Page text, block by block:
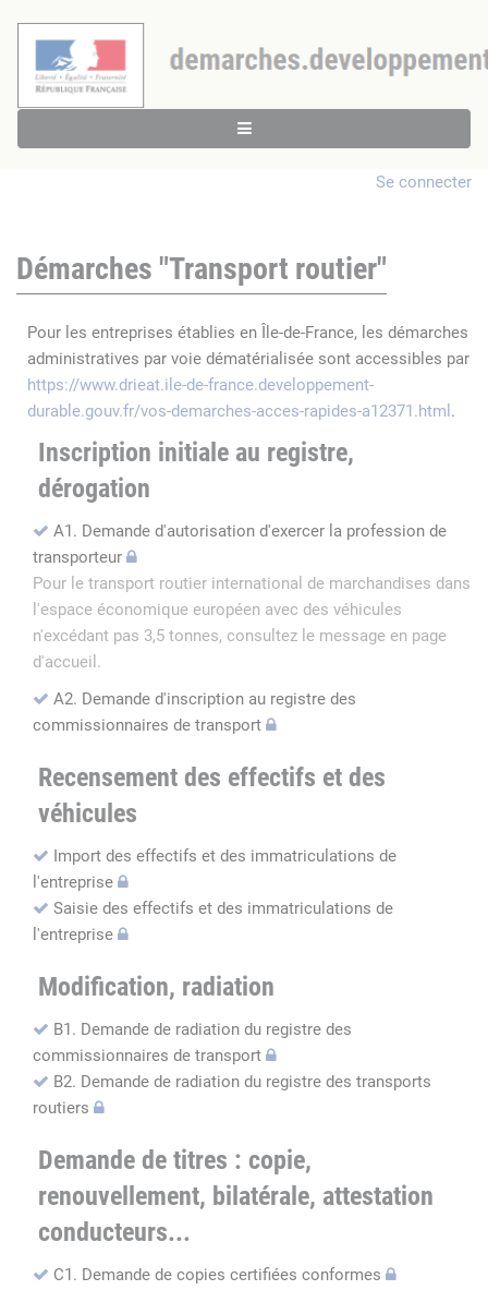
Se connecter
Démarches "Transport routier"
Pour les entreprises établies en Île-de-France, les démarches
administratives par voie dématérialisée sont accessibles par
https://www.drieat.ile-de-france.developpement-
durable.gouv.fr/vos-demarches-acces-rapides-a12371.html .
Inscription initiale au registre,
dérogation
A1. Demande d'autorisation d'exercer la profession de
transporteur
Pour le transport routier international de marchandises dans
l'espace économique européen avec des véhicules
n'excédant pas 3,5 tonnes, consultez le message en page
d'accueil.
A2. Demande d'inscription au registre des
commissionnaires de transport
Recensement des effectifs et des
véhicules
Import des effectifs et des immatriculations de
l'entreprise
Saisie des effectifs et des immatriculations de
l'entreprise
Modification, radiation
B1. Demande de radiation du registre des
commissionnaires de transport
B2. Demande de radiation du registre des transports
routiers
Demande de titres : copie,
renouvellement, bilatérale, attestation
conducteurs...
C1. Demande de copies certifiées conformes